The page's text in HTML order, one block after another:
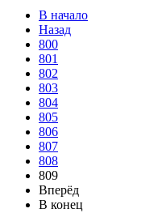
В начало
Назад
800
801
802
803
804
805
806
807
808
809
Вперёд
В конец